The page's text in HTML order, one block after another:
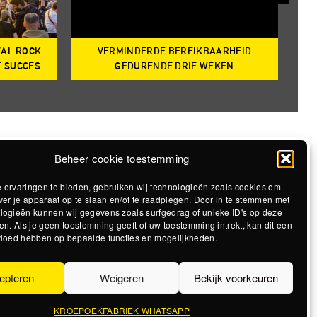
Beheer cookie toestemming
ervaringen te bieden, gebruiken wij technologieën zoals cookies om
je apparaat op te slaan en/of te raadplegen. Door in te stemmen met
kunnen wij gegevens zoals surfgedrag of unieke ID's op deze
Als je geen toestemming geeft of uw toestemming intrekt, kan dit een
hebben op bepaalde functies en mogelijkheden.
Weigeren Bekijk voorkeuren
KROEPOEKFABRIEK WHATSAPP
ROCK
SUCCES
VERMINDERDE BEREIKBAARHEID
GEDURENDE DRIE WEKEN